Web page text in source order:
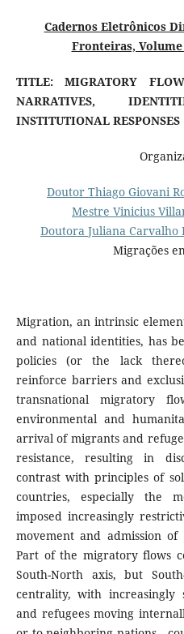
Cadernos Eletrônicos
Fronteiras, Volume
TITLE: MIGRATORY
NARRATIVES,
INSTITUTIONAL RESPONSES
Doutor Thiago Giovani
Mestre Vinicius
Doutora Juliana Carvalho
Migrações
Migration, an intrinsic
and national identities, has
policies (or the lack
reinforce barriers and
transnational migratory
environmental and
arrival of migrants and
resistance, resulting in
contrast with principles of
countries, especially the
imposed increasingly
movement and admission
Part of the migratory flows
South-North axis, but
centrality, with increasingly
and refugees moving